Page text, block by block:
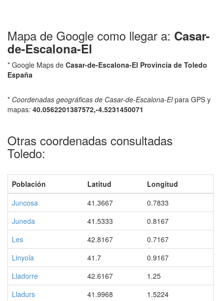
Mapa de Google como llegar a: Casar-
de-Escalona-El
* Google Maps de Casar-de-Escalona-El Provincia de Toledo
España
* Coordenadas geográficas de Casar-de-Escalona-Elpara GPS y
mapas: 40.0562201387572,-4.5231450071
Otras coordenadas consultadas
Toledo:
Población Latitud
Longitud
Juncosa
41.3667
0.7833
Juneda
41.5333
0.8167
Les
42.8167
0.7167
Linyola
41.7
0.9167
Lladorre
42.6167
1.25
Lladurs
41.9968
1.5224